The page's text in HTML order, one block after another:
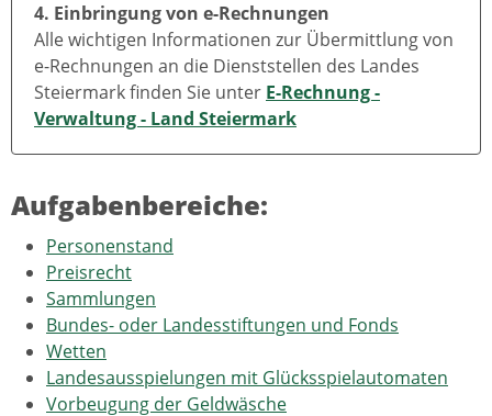
4. Einbringung von e-Rechnungen
Alle wichtigen Informationen zur Übermittlung von
e-Rechnungen an die Dienststellen des Landes
Steiermark finden Sie unter E-Rechnung -
Verwaltung - Land Steiermark
Aufgabenbereiche:
Personenstand
Preisrecht
Sammlungen
Bundes- oder Landesstiftungen und Fonds
Wetten
Landesausspielungen mit Glücksspielautomaten
Vorbeugung der Geldwäsche